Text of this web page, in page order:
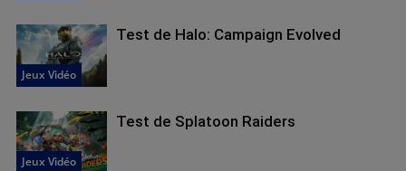
Jeux Vidéo
Test de Halo: Campaign Evolved
Jeux Vidéo
Test de Splatoon Raiders